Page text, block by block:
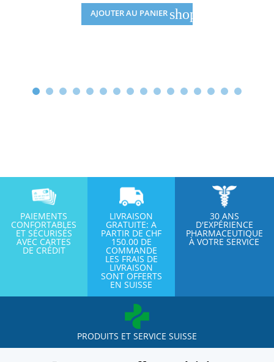
AJOUTER AU PANIER shopping_cart
PAIEMENTS
CONFORTABLES
ET SÉCURISÉS
AVEC CARTES
DE CRÉDIT
LIVRAISON
GRATUITE: A
PARTIR DE CHF
150.00 DE
COMMANDE
LES FRAIS DE
LIVRAISON
SONT OFFERTS
EN SUISSE
30 ANS
D'EXPÉRIENCE
PHARMACEUTIQUE
À VOTRE SERVICE
PRODUITS ET SERVICE SUISSE